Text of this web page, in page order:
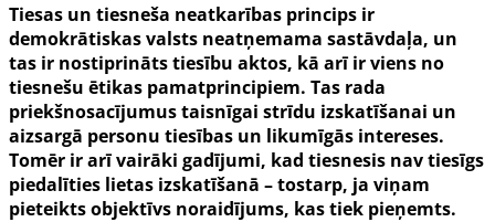
Tiesas un tiesneša neatkarības princips ir
demokrātiskas valsts neatņemama sastāvdaļa, un
tas ir nostiprināts tiesību aktos, kā arī ir viens no
tiesnešu ētikas pamatprincipiem. Tas rada
priekšnosacījumus taisnīgai strīdu izskatīšanai un
aizsargā personu tiesības un likumīgās intereses.
Tomēr ir arī vairāki gadījumi, kad tiesnesis nav tiesīgs
piedalīties lietas izskatīšanā – tostarp, ja viņam
pieteikts objektīvs noraidījums, kas tiek pieņemts.